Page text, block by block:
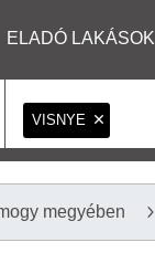
ELADÓ LAKÁSOK
VISNYE
megyében